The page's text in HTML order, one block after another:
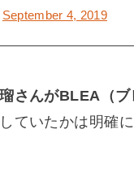
September 4, 2019
さんがBLEA（
ていたかは明確